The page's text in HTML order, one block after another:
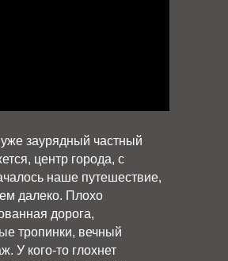
уже заурядный частный
центр города, с
наше путешествие,
далеко. Плохо
дорога,
тропинки, вечный
У кого-то глохнет